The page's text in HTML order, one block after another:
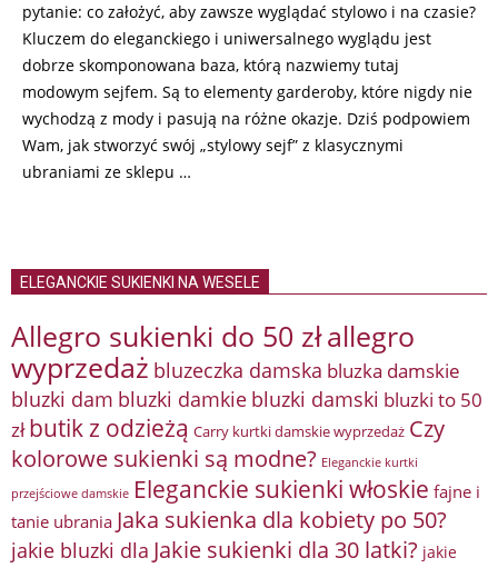
pytanie: co założyć, aby zawsze wyglądać stylowo i na czasie?
Kluczem do eleganckiego i uniwersalnego wyglądu jest
dobrze skomponowana baza, którą nazwiemy tutaj
modowym sejfem. Są to elementy garderoby, które nigdy nie
wychodzą z mody i pasują na różne okazje. Dziś podpowiem
Wam, jak stworzyć swój „stylowy sejf” z klasycznymi
ubraniami ze sklepu …
ELEGANCKIE SUKIENKI NA WESELE
Allegro sukienki do 50 złallegro
wyprzedaż bluzeczka damska bluzka damskie
bluzki dam bluzki damkie bluzki damski bluzki to 50
zł butik z odzieżą Carry kurtki damskie wyprzedaż Czy
kolorowe sukienki są modne? Eleganckie kurtki
przejściowe damskie Eleganckie sukienki włoskie fajne i
tanie ubrania Jaka sukienka dla kobiety po 50?
jakie bluzki dla Jakie sukienki dla 30 latki? jakie